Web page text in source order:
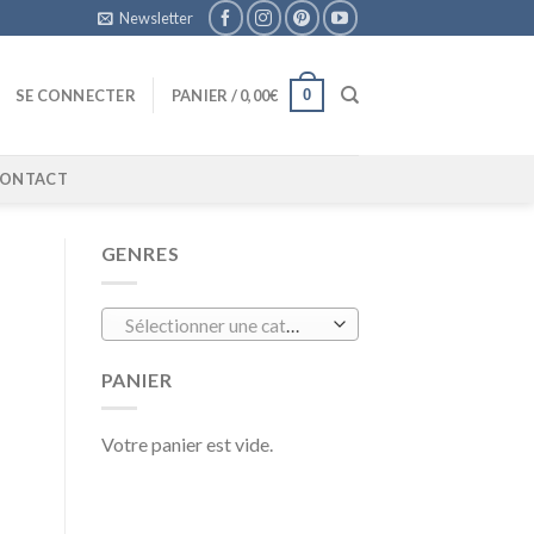
Newsletter
SE CONNECTER PANIER /0,00€ 0
GENRES
PANIER
Votre panier est vide.